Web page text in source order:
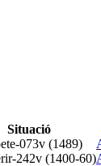
Situació
073v (1489)
242v (1400-60)